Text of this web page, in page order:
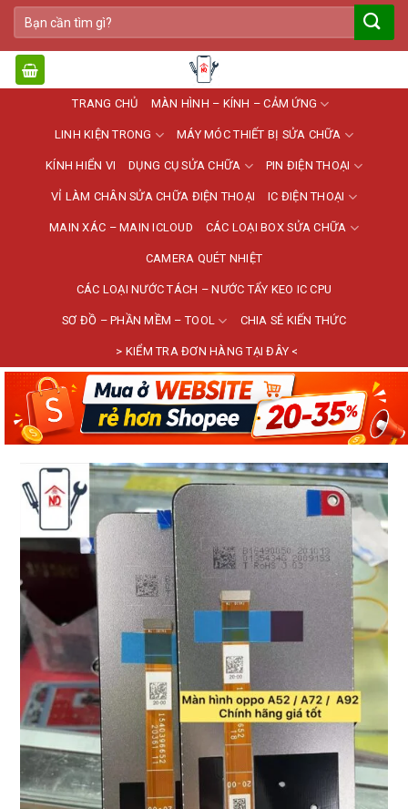
Bỏ
qua
nội
dung
Tìm
kiếm:
TRANG CHỦ MÀN HÌNH – KÍNH – CẢM ỨNG
LINH KIỆN TRONG MÁY MÓC THIẾT BỊ SỬA CHỮA
KÍNH HIỂN VI DỤNG CỤ SỬA CHỮA PIN ĐIỆN THOẠI
VỈ LÀM CHÂN SỬA CHỮA ĐIỆN THOẠI IC ĐIỆN THOẠI
MAIN XÁC – MAIN ICLOUD CÁC LOẠI BOX SỬA CHỮA
CAMERA QUÉT NHIỆT
CÁC LOẠI NƯỚC TÁCH – NƯỚC TẨY KEO IC CPU
SƠ ĐỒ – PHẦN MỀM – TOOL CHIA SẺ KIẾN THỨC
> KIỂM TRA ĐƠN HÀNG TẠI ĐÂY <